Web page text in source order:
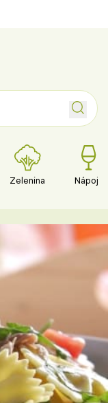
Zelenina Nápoje